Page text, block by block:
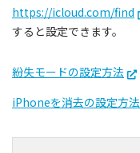
https://icloud.com/find
すると設定できます。
紛失モードの設定方法
iPhoneを消去の設定方法